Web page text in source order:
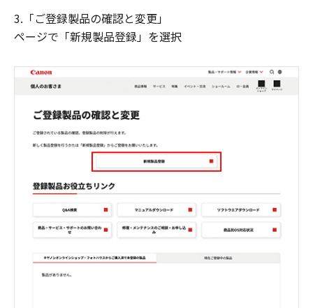
3.「ご登録製品の確認と変更」
ページで「新規製品登録」を選択